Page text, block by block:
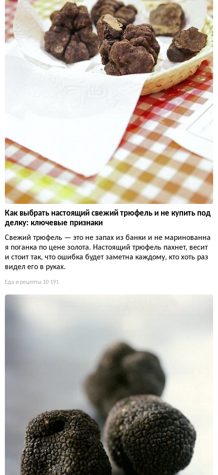
Как выбрать настоящий свежий трюфель и не купить под
делку: ключевые признаки
Свежий трюфель — это не запах из банки и не маринованна
я поганка по цене золота. Настоящий трюфель пахнет, весит
и стоит так, что ошибка будет заметна каждому, кто хоть раз
видел его в руках.
Еда и рецепты 10 191